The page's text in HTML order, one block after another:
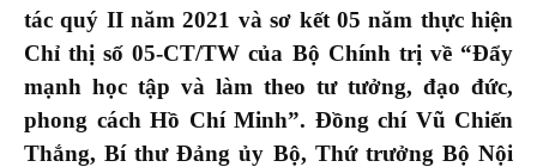
tác quý II năm 2021 và sơ kết 05 năm thực hiện
Chỉ thị số 05-CT/TW của Bộ Chính trị về “Đẩy
mạnh học tập và làm theo tư tưởng, đạo đức,
phong cách Hồ Chí Minh”. Đồng chí Vũ Chiến
Thắng, Bí thư Đảng ủy Bộ, Thứ trưởng Bộ Nội